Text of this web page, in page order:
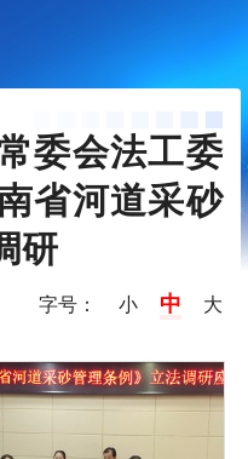
委会法工委
省河道采砂
研
字号： 小 中 大